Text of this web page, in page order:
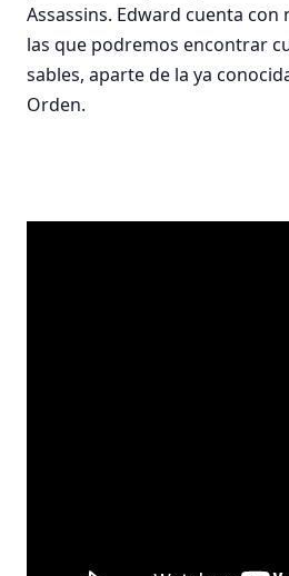
Assassins. Edward cuenta con
las que podremos encontrar
sables, aparte de la ya
Orden.